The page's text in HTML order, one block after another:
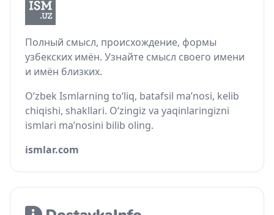
Полный смысл, происхождение, формы
узбекских имён. Узнайте смысл своего имени
и имён близких.
O‘zbek Ismlarning to‘liq, batafsil ma’nosi, kelib
chiqishi, shakllari. O‘zingiz va yaqinlaringizni
ismlari ma’nosini bilib oling.
ismlar.com